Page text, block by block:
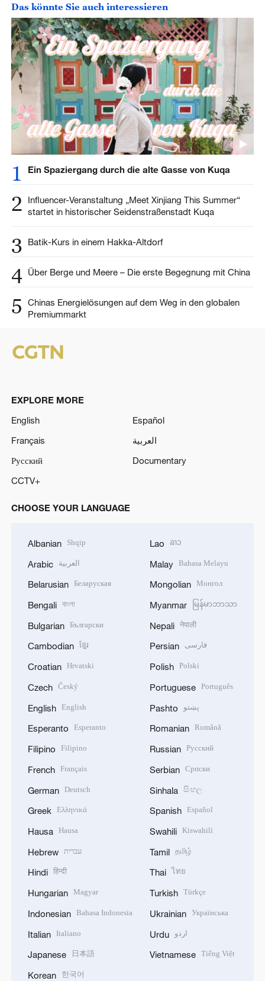
Das könnte Sie auch interessieren
1 Ein Spaziergang durch die alte Gasse von Kuqa
2
Influencer-Veranstaltung „Meet Xinjiang This Summer“
startet in historischer Seidenstraßenstadt Kuqa
3 Batik-Kurs in einem Hakka-Altdorf
4 Über Berge und Meere – Die erste Begegnung mit China
5
Chinas Energielösungen auf dem Weg in den globalen
Premiummarkt
EXPLORE MORE
English
Español
Français
العربية
Русский
Documentary
CCTV+
CHOOSE YOUR LANGUAGE
Albanian Shqip
Arabic العربية
Belarusian Беларуская
Bengali বাংলা
Bulgarian Български
Cambodian ខ្មែរ
Croatian Hrvatski
Czech Český
English English
Esperanto Esperanto
Filipino Filipino
French Français
German Deutsch
Greek Ελληνικά
Hausa Hausa
Hebrew עברית
Hindi हिन्दी
Hungarian Magyar
Indonesian Bahasa Indonesia
Italian Italiano
Japanese 日本語
Korean 한국어
Lao ລາວ
Malay Bahasa Melayu
Mongolian Монгол
Myanmar မြန်မာဘာသာ
Nepali नेपाली
Persian فارسی
Polish Polski
Portuguese Português
Pashto پښتو
Romanian Română
Russian Русский
Serbian Српски
Sinhala සිංහල
Spanish Español
Swahili Kiswahili
Tamil தமிழ்
Thai ไทย
Turkish Türkçe
Ukrainian Українська
Urdu اردو
Vietnamese Tiếng Việt